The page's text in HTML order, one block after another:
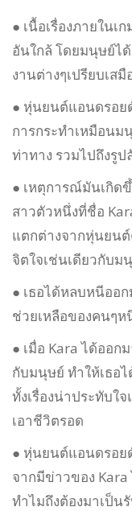
● เนื้อเรื่องภายในเ
อันใกล้ โดยมนุษย์ไ
งานต่างๆเปรียบเส
● หุ่นยนต์แอนดรอ
การกระทำเหมือนม
ท่าทาง รวมไปถึงรู
● เหตุการณ์มันเกิด
สาวตัวหนึ่งที่ชื่อ
แตกต่างจากหุ่นยนต์
จิตใจเช่นเดียวกับม
● เธอได้หลบหนีออ
ช่วยเหลือของคนๆห
● เมื่อ Kara ได้ออ
กับมนุษย์ ทำให้เธอ
ทั้งเรื่องน่าประทับใ
เอาชีวิตรอด
● หุ่นยนต์แอนดรอย
จากมีข่าวของ Kara
ทำไมถึงต้องมาเป็น